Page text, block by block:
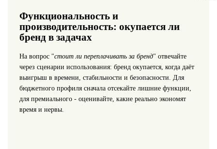
Функциональность и
производительность: окупается ли
бренд в задачах
На вопрос "стоит ли переплачивать за бренд" отвечайте
через сценарии использования: бренд окупается, когда даёт
выигрыш в времени, стабильности и безопасности. Для
бюджетного профиля сначала отсекайте лишние функции,
для премиального - оценивайте, какие реально экономят
время и нервы.